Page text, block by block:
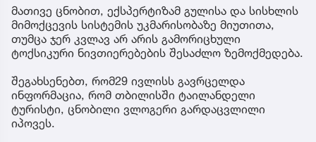
მათივე ცნობით, ექსპერტიზამ გულისა და სისხლის
მიმოქცევის სისტემის უკმარისობაზე მიუთითა,
თუმცა ჯერ კვლავ არ არის გამორიცხული
ტოქსიკური ნივთიერებების შესაძლო ზემოქმედება.
შეგახსენებთ, რომ29 ივლისს გავრცელდა
ინფორმაცია, რომ თბილისში ტაილანდელი
ტურისტი, ცნობილი ვლოგერი გარდაცვლილი
იპოვეს.